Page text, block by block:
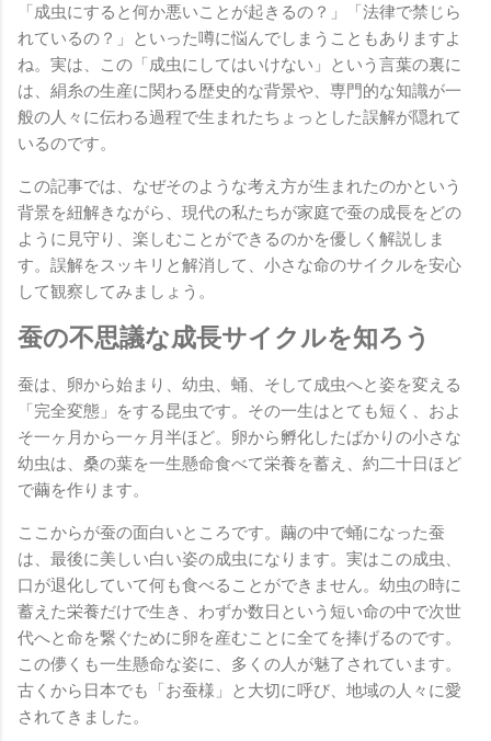
「成虫にすると何か悪いことが起きるの？」「法律で禁じら
れているの？」といった噂に悩んでしまうこともありますよ
ね。実は、この「成虫にしてはいけない」という言葉の裏に
は、絹糸の生産に関わる歴史的な背景や、専門的な知識が一
般の人々に伝わる過程で生まれたちょっとした誤解が隠れて
いるのです。
この記事では、なぜそのような考え方が生まれたのかという
背景を紐解きながら、現代の私たちが家庭で蚕の成長をどの
ように見守り、楽しむことができるのかを優しく解説しま
す。誤解をスッキリと解消して、小さな命のサイクルを安心
して観察してみましょう。
蚕の不思議な成長サイクルを知ろう
蚕は、卵から始まり、幼虫、蛹、そして成虫へと姿を変える
「完全変態」をする昆虫です。その一生はとても短く、およ
そ一ヶ月から一ヶ月半ほど。卵から孵化したばかりの小さな
幼虫は、桑の葉を一生懸命食べて栄養を蓄え、約二十日ほど
で繭を作ります。
ここからが蚕の面白いところです。繭の中で蛹になった蚕
は、最後に美しい白い姿の成虫になります。実はこの成虫、
口が退化していて何も食べることができません。幼虫の時に
蓄えた栄養だけで生き、わずか数日という短い命の中で次世
代へと命を繋ぐために卵を産むことに全てを捧げるのです。
この儚くも一生懸命な姿に、多くの人が魅了されています。
古くから日本でも「お蚕様」と大切に呼び、地域の人々に愛
されてきました。